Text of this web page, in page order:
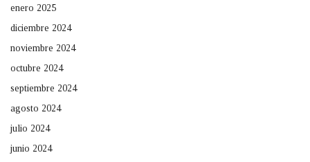
enero 2025
diciembre 2024
noviembre 2024
octubre 2024
septiembre 2024
agosto 2024
julio 2024
junio 2024